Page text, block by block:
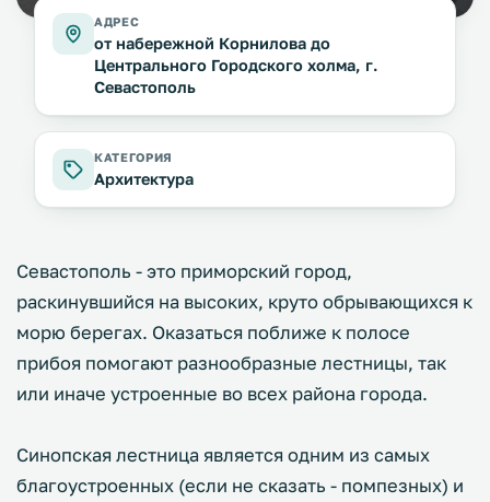
АДРЕС
от набережной Корнилова до
Центрального Городского холма, г.
Севастополь
КАТЕГОРИЯ
Архитектура
Севастополь - это приморский город,
раскинувшийся на высоких, круто обрывающихся к
морю берегах. Оказаться поближе к полосе
прибоя помогают разнообразные лестницы, так
или иначе устроенные во всех района города.
Синопская лестница является одним из самых
благоустроенных (если не сказать - помпезных) и